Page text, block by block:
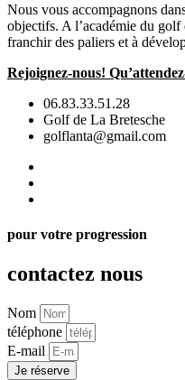
Nous vous accompagnons
objectifs. A l’académie du
franchir des paliers et à
Rejoignez-nous!
06.83.33.51.28
Golf de La Bretesche
golflanta@gmail.com
pour votre progression
contactez nous
Nom
téléphone
E-mail
Je réserve